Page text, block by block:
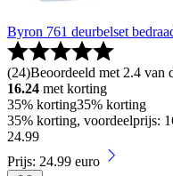
Byron 761 deurbelset
(24)Beoordeeld met 2.4 van
16.24 met korting
35% korting35% korting
35% korting, voordeelprijs:
24.99
Prijs: 24.99 euro